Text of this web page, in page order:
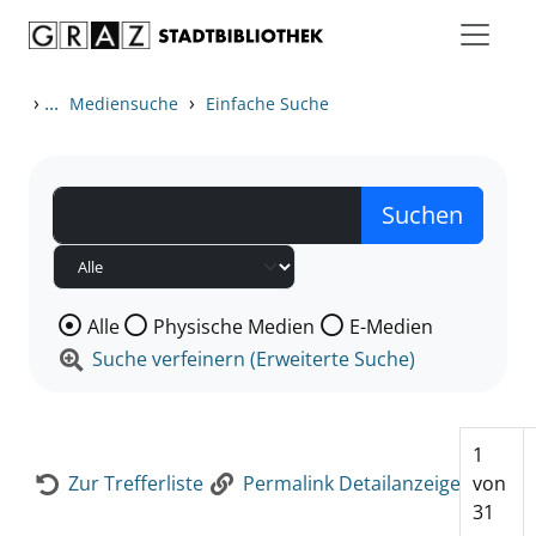
› ... Mediensuche › Einfache Suche
Wählen Sie die Medienart nach der Sie suchen wollen.
Alle Physische Medien
E-Medien
Suche verfeinern (Erweiterte Suche)
Zur Trefferliste Permalink Detailanzeige
1
von
31